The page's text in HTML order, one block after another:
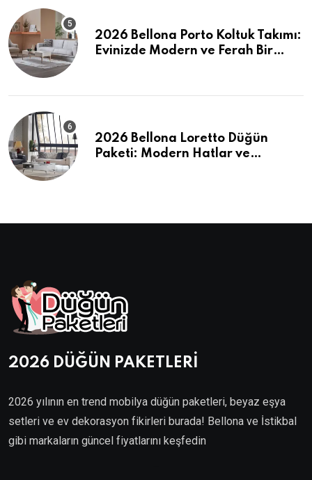
2026 Bellona Porto Koltuk Takımı:
Evinizde Modern ve Ferah Bir
2026 Bellona Loretto Düğün
Paketi: Modern Hatlar ve
2026 DÜĞÜN PAKETLERİ
2026 yılının en trend mobilya düğün paketleri, beyaz eşya
setleri ve ev dekorasyon fikirleri burada! Bellona ve İstikbal
gibi markaların güncel fiyatlarını keşfedin